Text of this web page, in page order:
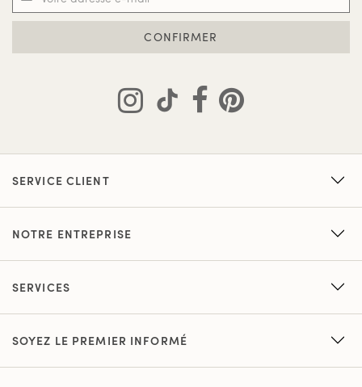
CONFIRMER
SERVICE CLIENT
NOTRE ENTREPRISE
SERVICES
SOYEZ LE PREMIER INFORMÉ